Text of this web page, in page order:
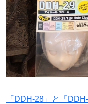
「DDH-28」と「DDH-